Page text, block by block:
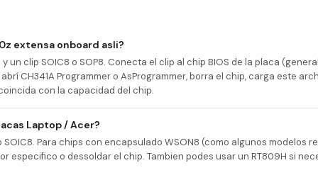
extensa onboard asli?
un clip SOIC8 o SOP8. Conecta el clip al chip BIOS de la placa
CH341A Programmer o AsProgrammer, borra el chip, carga este
con la capacidad del chip.
Laptop / Acer?
SOIC8. Para chips con encapsulado WSON8 (como algunos modelos
especifico o dessoldar el chip. Tambien podes usar un RT809H si